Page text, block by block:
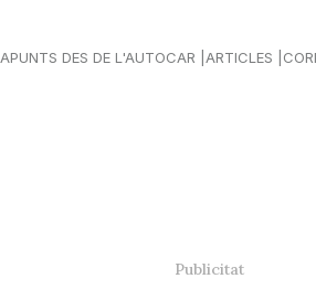
APUNTS DES DE L'AUTOCAR ARTICLES